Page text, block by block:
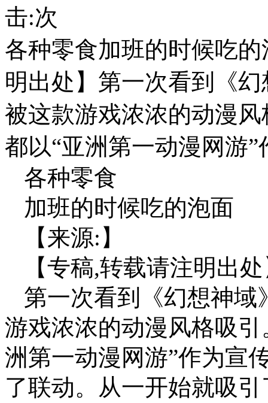
击:次
各种零食加班的时候吃
明出处】第一次看到《
被这款游戏浓浓的动漫
都以“亚洲第一动漫网游
各种零食
加班的时候吃的泡面
【来源:】
【专稿,转载请注明出
第一次看到《幻想神域
游戏浓浓的动漫风格吸
洲第一动漫网游”作为宣
了联动。从一开始就吸